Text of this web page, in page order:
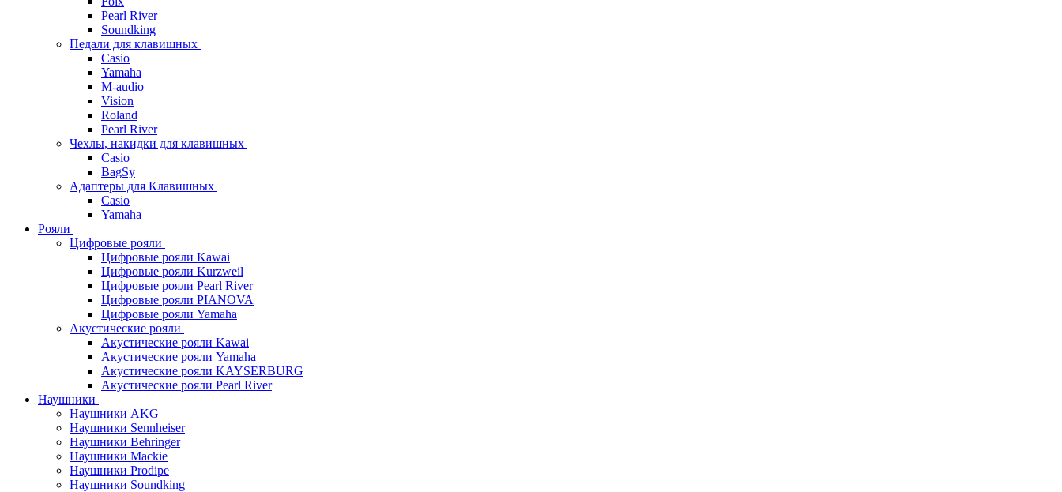
Pearl River
Soundking
Педали для клавишных
Casio
Yamaha
M-audio
Vision
Roland
Pearl River
Чехлы, накидки для клавишных
Casio
BagSy
Адаптеры для Клавишных
Casio
Yamaha
Рояли
Цифровые рояли
Цифровые рояли Kawai
Цифровые рояли Kurzweil
Цифровые рояли Pearl River
Цифровые рояли PIANOVA
Цифровые рояли Yamaha
Акустические рояли
Акустические рояли Kawai
Акустические рояли Yamaha
Акустические рояли KAYSERBURG
Акустические рояли Pearl River
Наушники
Наушники AKG
Наушники Sennheiser
Наушники Behringer
Наушники Mackie
Наушники Prodipe
Наушники Soundking